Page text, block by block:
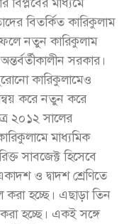
বিতর্কিত কারিকুলাম
ফলে নতুন কারিকুলাম
সরকার।
কারিকুলামেও
করে নতুন করে
২০১২ সালের
মাধ্যমিক
সাবজেক্ট হিসেবে
ও দ্বাদশ শ্রেণিতে
করা হচ্ছে। এছাড়া তিন
হচ্ছে। একই সঙ্গে